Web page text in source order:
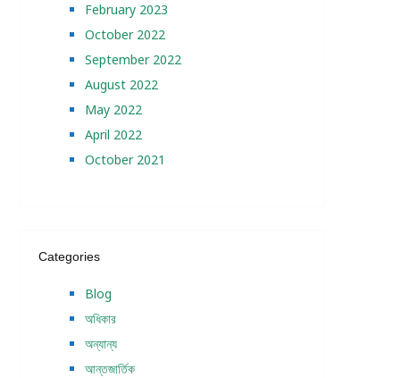
February 2023
October 2022
September 2022
August 2022
May 2022
April 2022
October 2021
Categories
Blog
অধিকার
অন্যান্য
আন্তজার্তিক